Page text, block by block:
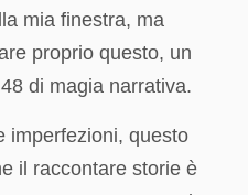
mia finestra, ma
proprio questo, un
di magia narrativa.
imperfezioni, questo
il raccontare storie è